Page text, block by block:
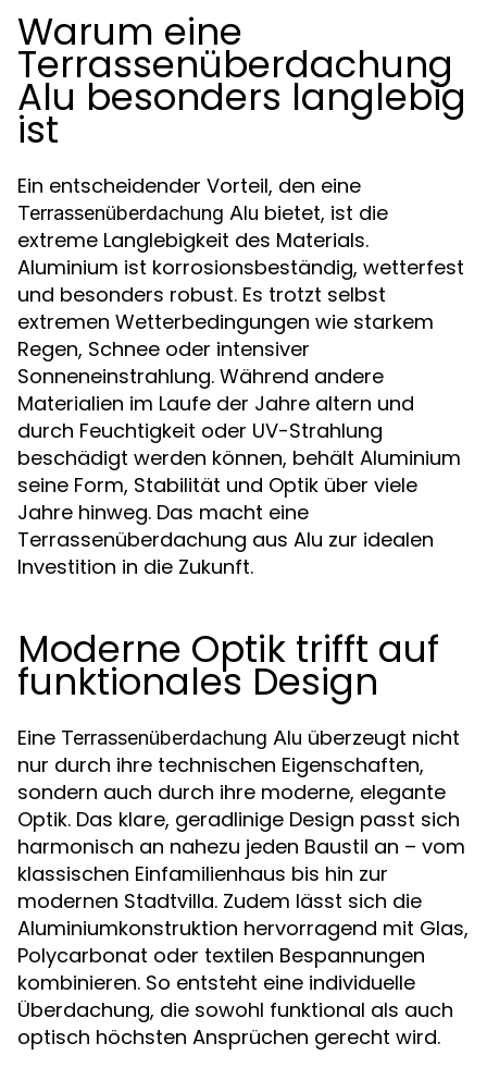
Warum eine
Terrassenüberdachung
Alu besonders langlebig
ist
Ein entscheidender Vorteil, den eine
Terrassenüberdachung Alu bietet, ist die
extreme Langlebigkeit des Materials.
Aluminium ist korrosionsbeständig, wetterfest
und besonders robust. Es trotzt selbst
extremen Wetterbedingungen wie starkem
Regen, Schnee oder intensiver
Sonneneinstrahlung. Während andere
Materialien im Laufe der Jahre altern und
durch Feuchtigkeit oder UV-Strahlung
beschädigt werden können, behält Aluminium
seine Form, Stabilität und Optik über viele
Jahre hinweg. Das macht eine
Terrassenüberdachung aus Alu zur idealen
Investition in die Zukunft.
Moderne Optik trifft auf
funktionales Design
Eine Terrassenüberdachung Alu überzeugt nicht
nur durch ihre technischen Eigenschaften,
sondern auch durch ihre moderne, elegante
Optik. Das klare, geradlinige Design passt sich
harmonisch an nahezu jeden Baustil an – vom
klassischen Einfamilienhaus bis hin zur
modernen Stadtvilla. Zudem lässt sich die
Aluminiumkonstruktion hervorragend mit Glas,
Polycarbonat oder textilen Bespannungen
kombinieren. So entsteht eine individuelle
Überdachung, die sowohl funktional als auch
optisch höchsten Ansprüchen gerecht wird.